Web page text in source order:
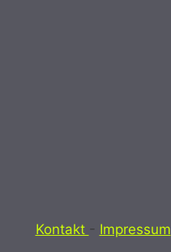
Kontakt - Impressum